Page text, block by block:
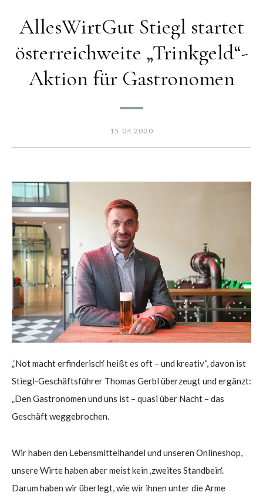
AllesWirtGut Stiegl startet
österreichweite „Trinkgeld“-
Aktion für Gastronomen
15.04.2020
„‘Not macht erfinderisch‘ heißt es oft – und kreativ“, davon ist
Stiegl-Geschäftsführer Thomas Gerbl überzeugt und ergänzt:
„Den Gastronomen und uns ist – quasi über Nacht – das
Geschäft weggebrochen.
Wir haben den Lebensmittelhandel und unseren Onlineshop,
unsere Wirte haben aber meist kein ‚zweites Standbein‘.
Darum haben wir überlegt, wie wir ihnen unter die Arme